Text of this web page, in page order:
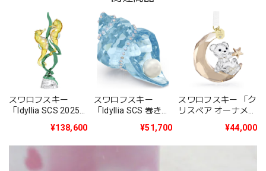
スワロフスキー
「Idyllia SCS 2025
オトシゴ」¥138,600
スワロフスキー
「Idyllia SCS 巻き貝
¥51,700
スワロフスキー 「ク
リスベア オーナメン
産品」5701830¥44,000